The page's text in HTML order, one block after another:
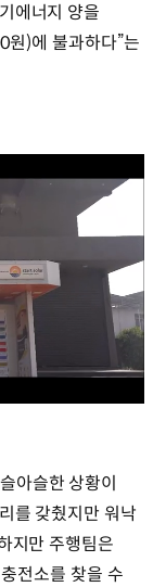
에너지 양을
)에 불과하다”는
아슬한 상황이
를 갖췄지만 워낙
지만 주행팀은
전소를 찾을 수